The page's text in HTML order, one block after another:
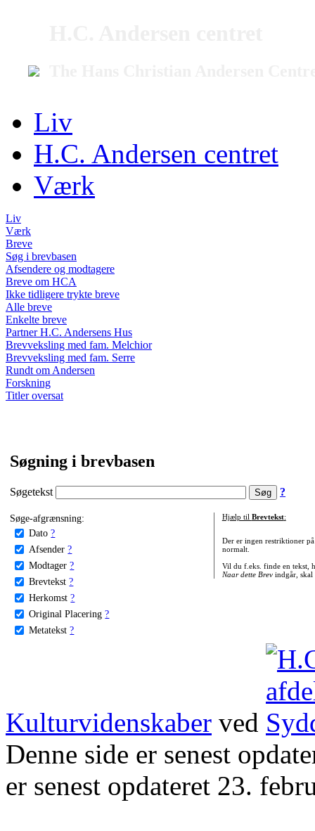
Liv
H.C. Andersen centret
Værk
Liv
Værk
Breve
Søg i brevbasen
Afsendere og modtagere
Breve om HCA
Ikke tidligere trykte breve
Alle breve
Enkelte breve
Partner H.C. Andersens Hus
Brevveksling med fam. Melchior
Brevveksling med fam. Serre
Rundt om Andersen
Forskning
Titler oversat
Søgning i brevbasen
Søgetekst ?
Søge-afgrænsning:
Dato ?
Afsender ?
Modtager ?
Brevtekst ?
Herkomst ?
Original Placering ?
Metatekst ?
Hjælp til Brevtekst:
Der er ingen restriktioner
normalt.
Vil du f.eks. finde en tekst,
Naar dette Brevindgår, skal
Kulturvidenskaber ved
Denne side er senest
er senest opdateret 23.